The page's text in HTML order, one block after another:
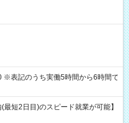
短2日目)のスピード就業が可能】